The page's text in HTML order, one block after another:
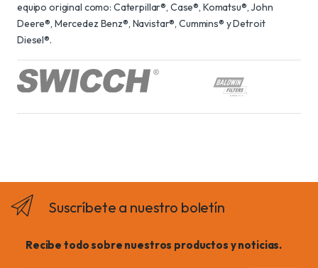
equipo original como: Caterpillar®, Case®, Komatsu®, John
Deere®, Mercedez Benz®, Navistar®, Cummins® y Detroit
Diesel®.
Suscríbete a nuestro boletín
Recibe todo sobre nuestros productos y noticias.